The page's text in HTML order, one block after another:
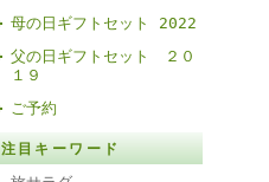
母の日ギフトセット 2022
父の日ギフトセット ２０
１９
ご予約
注目キーワード